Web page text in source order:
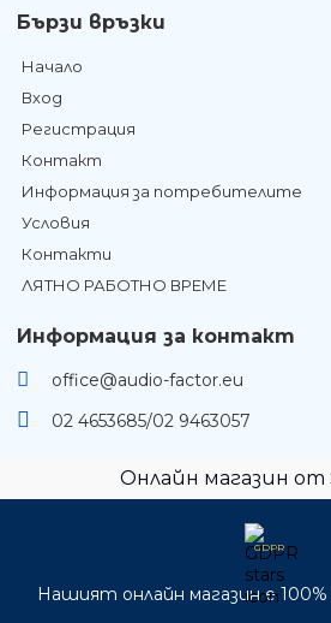
Бързи връзки
Начало
Вход
Регистрация
Контакт
Информация за потребителите
Условия
Контакти
ЛЯТНО РАБОТНО ВРЕМЕ
Информация за контакт
office@audio-factor.eu
02 4653685/02 9463057
Онлайн магазин от
GDPR
Нашият онлайн магазин е 100%